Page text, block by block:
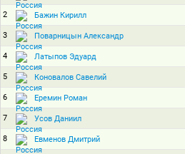
2 Бажин Кирилл
3 Поварницын Александр
4 Латыпов Эдуард
5 Коновалов Савелий
6 Еремин Роман
7 Усов Даниил
8 Евменов Дмитрий